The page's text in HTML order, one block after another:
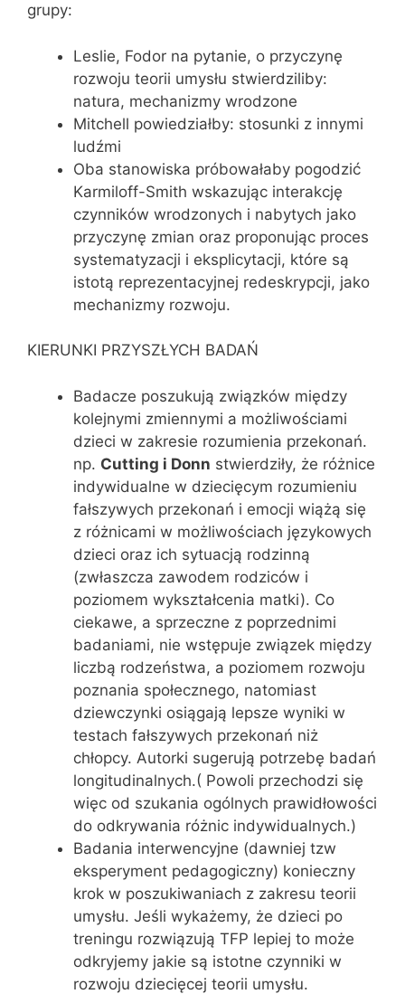
grupy:
Leslie, Fodor na pytanie, o przyczynę
rozwoju teorii umysłu stwierdziliby:
natura, mechanizmy wrodzone
Mitchell powiedziałby: stosunki z innymi
ludźmi
Oba stanowiska próbowałaby pogodzić
Karmiloff-Smith wskazując interakcję
czynników wrodzonych i nabytych jako
przyczynę zmian oraz proponując proces
systematyzacji i eksplicytacji, które są
istotą reprezentacyjnej redeskrypcji, jako
mechanizmy rozwoju.
KIERUNKI PRZYSZŁYCH BADAŃ
Badacze poszukują związków między
kolejnymi zmiennymi a możliwościami
dzieci w zakresie rozumienia przekonań.
np. Cutting i Donn stwierdziły, że różnice
indywidualne w dziecięcym rozumieniu
fałszywych przekonań i emocji wiążą się
z różnicami w możliwościach językowych
dzieci oraz ich sytuacją rodzinną
(zwłaszcza zawodem rodziców i
poziomem wykształcenia matki). Co
ciekawe, a sprzeczne z poprzednimi
badaniami, nie wstępuje związek między
liczbą rodzeństwa, a poziomem rozwoju
poznania społecznego, natomiast
dziewczynki osiągają lepsze wyniki w
testach fałszywych przekonań niż
chłopcy. Autorki sugerują potrzebę badań
longitudinalnych.( Powoli przechodzi się
więc od szukania ogólnych prawidłowości
do odkrywania różnic indywidualnych.)
Badania interwencyjne (dawniej tzw
eksperyment pedagogiczny) konieczny
krok w poszukiwaniach z zakresu teorii
umysłu. Jeśli wykażemy, że dzieci po
treningu rozwiązują TFP lepiej to może
odkryjemy jakie są istotne czynniki w
rozwoju dziecięcej teorii umysłu.